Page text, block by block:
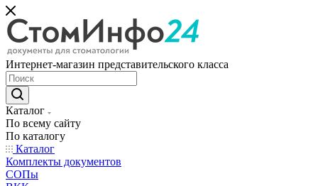
Интернет-магазин представительского класса
Каталог
По всему сайту
По каталогу
Каталог
Комплекты документов
СОПы